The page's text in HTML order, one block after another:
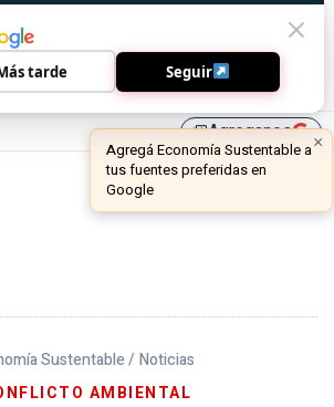
library_addAgreganos
Sustentable / Noticias
AMBIENTAL
tarde Seguir